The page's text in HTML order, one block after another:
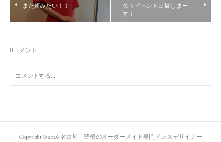
また頼みたい！！
久々イベント出展しまー
す！
0コメント
Copyright ©2026名古屋 豊橋のオーダーメイド専門ドレスデザイナー